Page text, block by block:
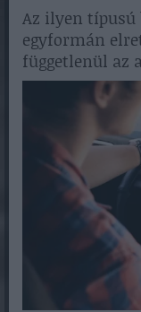
Az ilyen
egyformán
függetlenül az